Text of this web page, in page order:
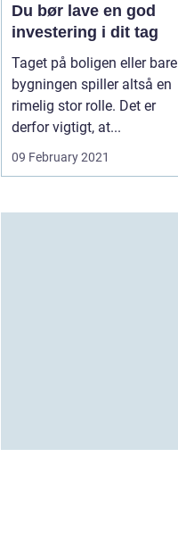
Du bør lave en god
investering i dit tag
Taget på boligen eller bare
bygningen spiller altså en
rimelig stor rolle. Det er
derfor vigtigt, at...
09 February 2021